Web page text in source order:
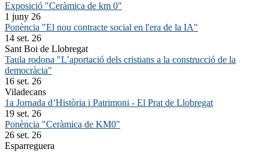
Exposició "Ceràmica de km 0"
1 juny 26
Ponència "El nou contracte social en l'era de la IA"
14 set. 26
Sant Boi de Llobregat
Taula rodona "L’aportació dels cristians a la construcció de la
democràcia"
16 set. 26
Viladecans
1a Jornada d’Història i Patrimoni - El Prat de Llobregat
19 set. 26
Ponència "Ceràmica de KM0"
26 set. 26
Esparreguera